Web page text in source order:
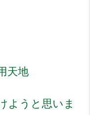
天地
ようと思いま